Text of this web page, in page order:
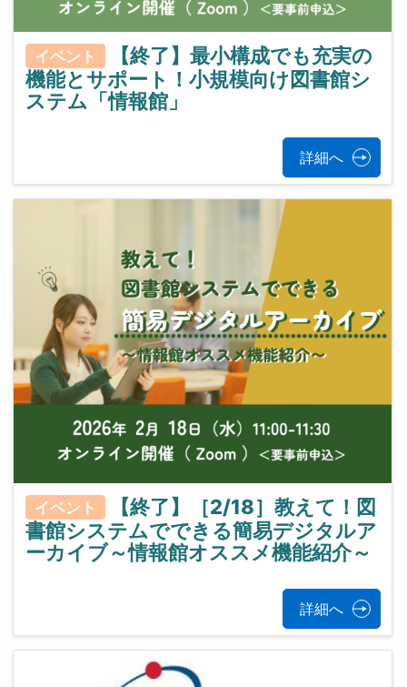
イベント
【終了】最小構成でも充実の
機能とサポート！小規模向け図書館シ
ステム「情報館」
詳細へ
イベント
【終了】［2/18］教えて！図
書館システムでできる簡易デジタルア
ーカイブ～情報館オススメ機能紹介～
詳細へ